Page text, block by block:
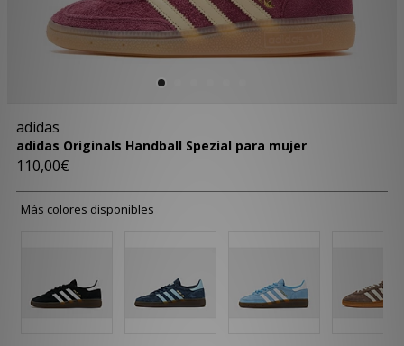
adidas
adidas Originals Handball Spezial para mujer
110,00€
Más colores disponibles